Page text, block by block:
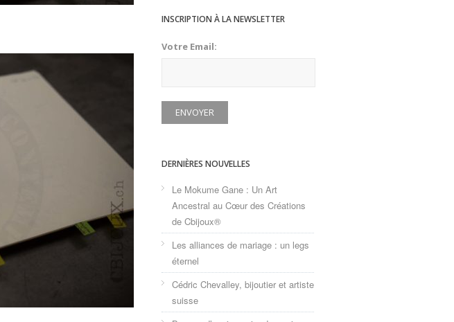
INSCRIPTION À LA NEWSLETTER
Votre Email:
DERNIÈRES NOUVELLES
Le Mokume Gane : Un Art
Ancestral au Cœur des Créations
de Cbijoux®
Les alliances de mariage : un legs
éternel
Cédric Chevalley, bijoutier et artiste
suisse